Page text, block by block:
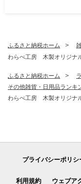
ふるさと納税ホーム
わらべ工房 木製オリジナ
ふるさと納税ホーム
その他雑貨・日用品ランキ
わらべ工房 木製オリジナ
プライバシーポリシ
利用規約 ウェブア